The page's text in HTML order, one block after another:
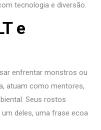
tecnologia e diversão.
e
enfrentar monstros ou
atuam como mentores,
Seus rostos
deles, uma frase ecoa